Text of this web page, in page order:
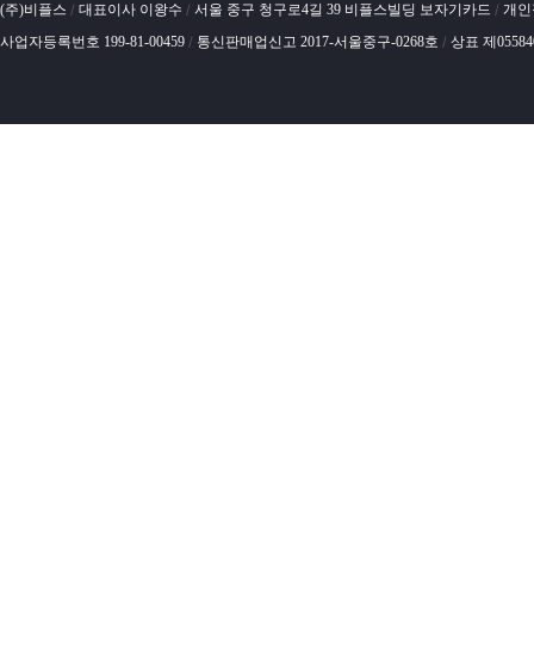
(주)비플스 / 대표이사 이왕수 / 서울 중구 청구로4길 39 비플스빌딩 보자기카드 / 개
사업자등록번호 199-81-00459 / 통신판매업신고 2017-서울중구-0268호 / 상표 제